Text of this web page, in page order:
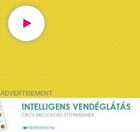
ADVERTISEMENT